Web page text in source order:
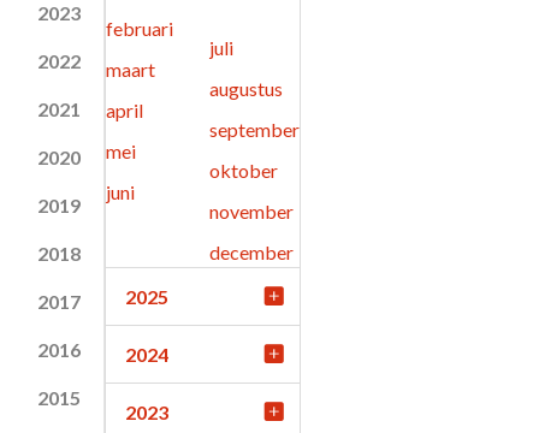
2023
2022
2021
2020
2019
2018
2017
2016
2015
februari
maart
april
mei
juni
juli
augustus
september
oktober
november
december
2025
2024
2023